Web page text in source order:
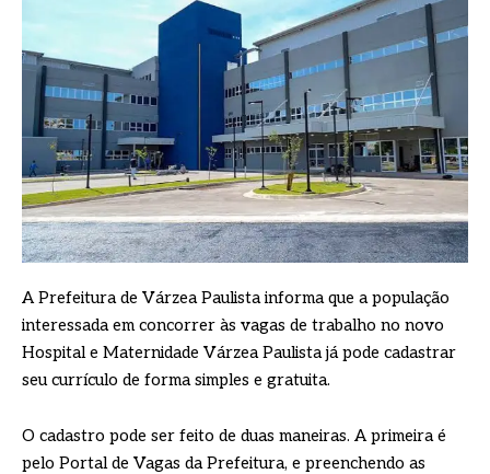
A Prefeitura de Várzea Paulista informa que a população
interessada em concorrer às vagas de trabalho no novo
Hospital e Maternidade Várzea Paulista já pode cadastrar
seu currículo de forma simples e gratuita.
O cadastro pode ser feito de duas maneiras. A primeira é
pelo Portal de Vagas da Prefeitura, e preenchendo as